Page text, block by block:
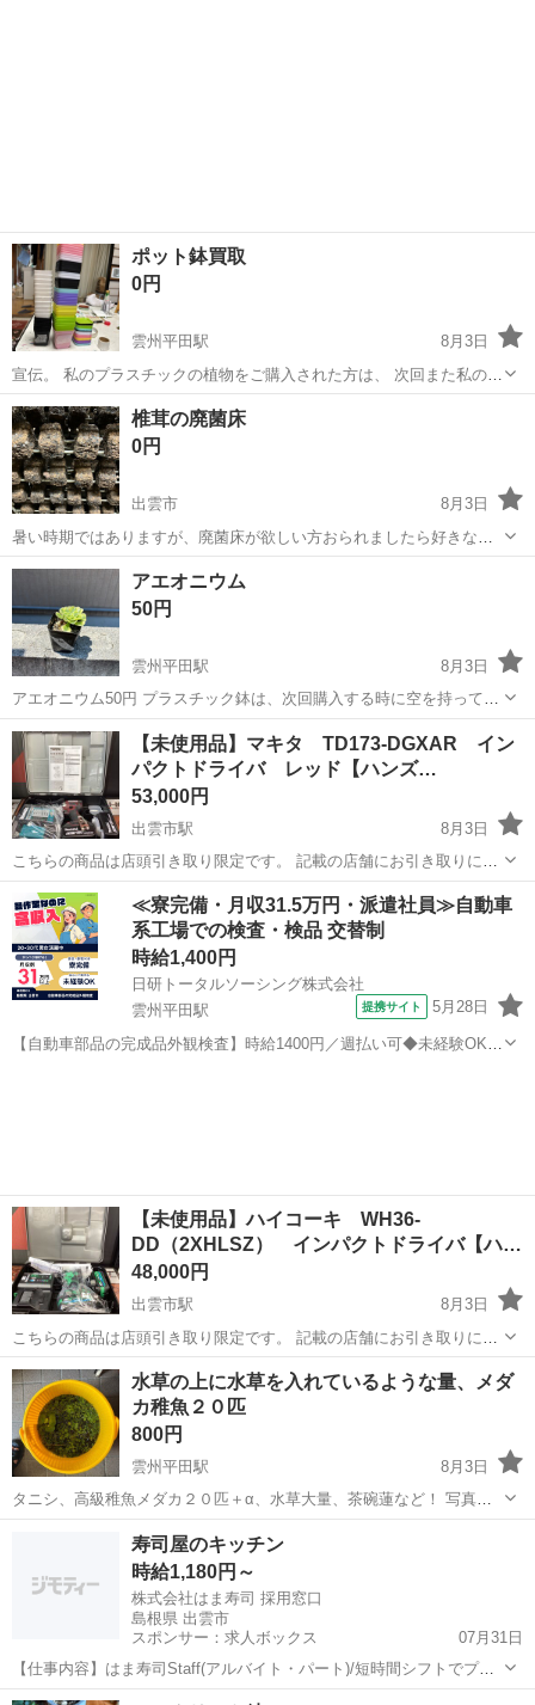
ポット鉢買取
0円
雲州平田駅
8月3日
宣伝。 私のプラスチックの植物をご購入された方は、 次回また私の商
品（植物以外でも）を購入された場合 １ポット返却してくだされば５
円お安くします。 ４ポットで、２０円引き。
島根 出雲市 雲州平田駅
椎茸の廃菌床
0円
出雲市
8月3日
暑い時期ではありますが、廃菌床が欲しい方おられましたら好きなだ
けお持ち帰りください。 8月中に片付けたいと思ってます。ご連絡い
ただいたから随時お渡し致します。積み込み等お手伝いできることは
させて頂きます。
島根 出雲市
アエオニウム
50円
雲州平田駅
8月3日
アエオニウム50円 プラスチック鉢は、次回購入する時に空を持ってく
ると1個につき5円お値引きいたします。
島根 出雲市 雲州平田駅 その他
【未使用品】マキタ TD173-DGXAR イン
パクトドライバ レッド【ハンズ…
53,000円
出雲市駅
8月3日
こちらの商品は店頭引き取り限定です。 記載の店舗にお引き取りに来
られる方のみご連絡をお願いいたします。 こちらは【未使用品】の商
品です。 バッテリ（18V・6.0Ah）×2個 充電器付です。 ...
島根 出雲市 出雲市駅 その他 インパクトドライバ
≪寮完備・月収31.5万円・派遣社員≫自動車
系工場での検査・検品 交替制
時給1,400円
日研トータルソーシング株式会社
雲州平田駅
提携サイト 5月28日
【自動車部品の完成品外観検査】時給1400円／週払い可◆未経験OK！
【未使用品】ハイコーキ WH36-
DD（2XHLSZ） インパクトドライバ【ハ…
48,000円
出雲市駅
8月3日
こちらの商品は店頭引き取り限定です。 記載の店舗にお引き取りに来
られる方のみご連絡をお願いいたします。 こちらは【未使用品】の商
品です。 バッテリ（36V）×2個 充電器付です。 ◆ハン...
島根 出雲市 出雲市駅 その他
水草の上に水草を入れているような量、メダ
カ稚魚２０匹
800円
雲州平田駅
8月3日
タニシ、高級稚魚メダカ２０匹＋α、水草大量、茶碗蓮など！ 写真
で、見てもらったわかるとおりとびこもいます。 とびこや普通のメダ
カは、50円です。 メッセージで何が何匹いるか教えてくださいね♪ バ
ケツの中身丸ごとセットよりは...
雲州平田駅
寿司屋のキッチン
時給1,180円～
株式会社はま寿司 採用窓口
島根県 出雲市
スポンサー：求人ボックス
07月31日
【仕事内容】はま寿司Staff(アルバイト・パート)/短時間シフトでプラ
イベートと両立 未経験でも研修で安心 前払いOK <給与> 時給1180円
アルバイト・パート